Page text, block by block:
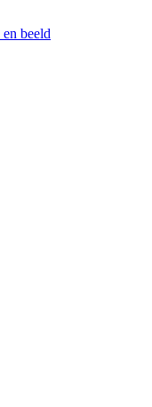
beeld